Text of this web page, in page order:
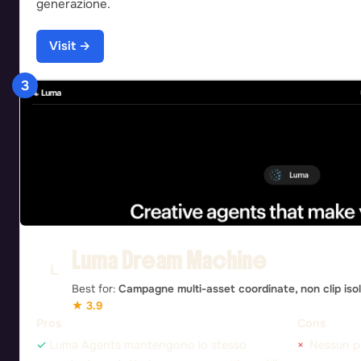
generazione.
Visit →
3
Luma Dream Machine
Best for: Campagne multi-asset coordinate, non clip
★ 3.9
Pros
Luma Agents mantengono lo stesso
Cons
Nessun